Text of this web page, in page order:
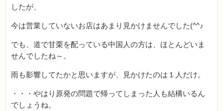
したが、
今は営業していないお店はあまり見かけませんでした(^^♪
でも、道で甘栗を配っている中国人の方は、ほとんどいま
せんでしたね～。
雨も影響してたかと思いますが、見かけたのは１人だけ。
・・・やはり原発の問題で帰ってしまった人も結構いるん
でしょうね。